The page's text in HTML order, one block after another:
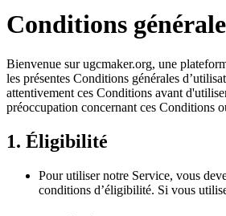
Conditions
Bienvenue sur ugcmaker.org, une
les présentes Conditions générales
attentivement ces Conditions avant
préoccupation concernant ces Conditions
1. Éligibilité
Pour utiliser notre Service, vous
conditions d’éligibilité. Si vous